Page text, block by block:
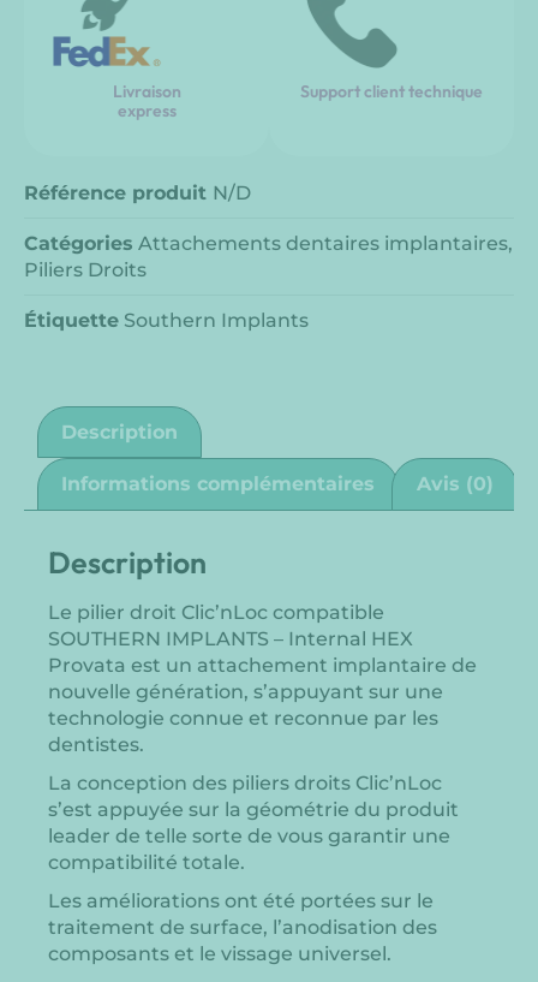
Livraison
express
Support client technique
Référence produit N/D
Catégories Attachements dentaires implantaires,
Piliers Droits
Étiquette Southern Implants
Description
Informations complémentaires Avis (0)
Description
Le pilier droit Clic’nLoc compatible
SOUTHERN IMPLANTS – Internal HEX
Provata est un attachement implantaire de
nouvelle génération, s’appuyant sur une
technologie connue et reconnue par les
dentistes.
La conception des piliers droits Clic’nLoc
s’est appuyée sur la géométrie du produit
leader de telle sorte de vous garantir une
compatibilité totale.
Les améliorations ont été portées sur le
traitement de surface, l’anodisation des
composants et le vissage universel.